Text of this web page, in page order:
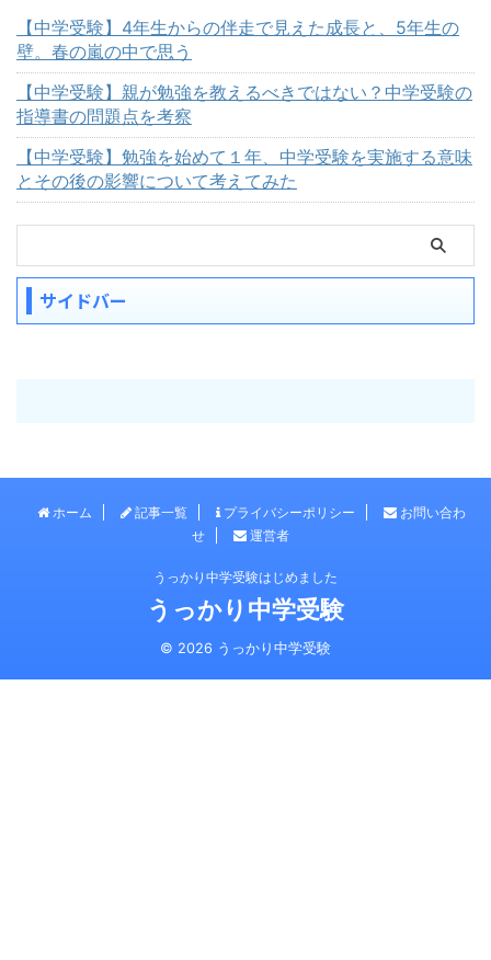
【中学受験】4年生からの伴走で見えた成長と、5年生の
壁。春の嵐の中で思う
【中学受験】親が勉強を教えるべきではない？中学受験の
指導書の問題点を考察
【中学受験】勉強を始めて１年、中学受験を実施する意味
とその後の影響について考えてみた
サイドバー
ホーム 記事一覧 プライバシーポリシー
お問い合わ
せ
運営者
うっかり中学受験はじめました
うっかり中学受験
© 2026 うっかり中学受験